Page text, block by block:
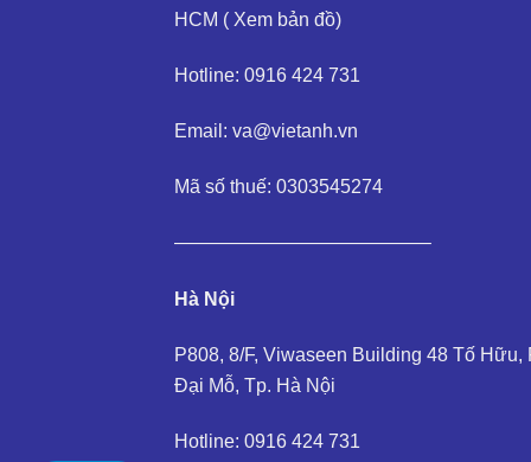
HCM ( Xem bản đồ)
Hotline: 0916 424 731
Email: va@vietanh.vn
Mã số thuế: 0303545274
—————————————–
Hà Nội
P808, 8/F, Viwaseen Building 48 Tố Hữu,
Đại Mỗ, Tp. Hà Nội
Hotline: 0916 424 731